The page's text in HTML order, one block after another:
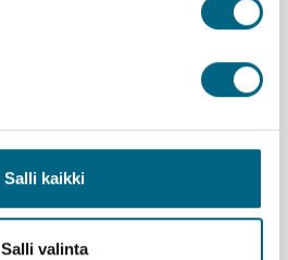
Salli kaikki
Salli valinta